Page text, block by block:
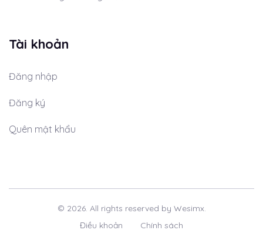
Tài khoản
Đăng nhập
Đăng ký
Quên mật khẩu
© 2026. All rights reserved by Wesimx.
Điều khoản
Chính sách